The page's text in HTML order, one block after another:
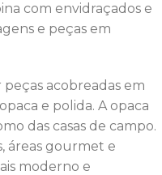
com envidraçados e
e peças em
acobreadas em
e polida. A opaca
das casas de campo.
áreas gourmet e
moderno e